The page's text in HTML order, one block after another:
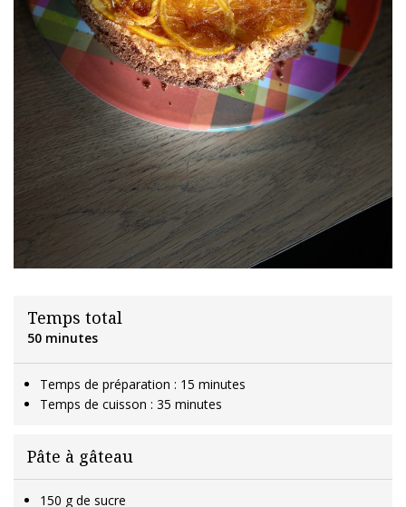
Temps total
50 minutes
Temps de préparation : 15 minutes
Temps de cuisson : 35 minutes
Pâte à gâteau
150 g de sucre